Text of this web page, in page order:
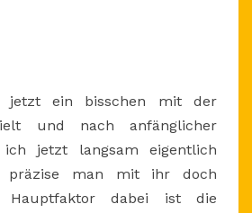
jetzt ein bisschen mit der
und nach anfänglicher
jetzt langsam eigentlich
präzise man mit ihr doch
Hauptfaktor dabei ist die